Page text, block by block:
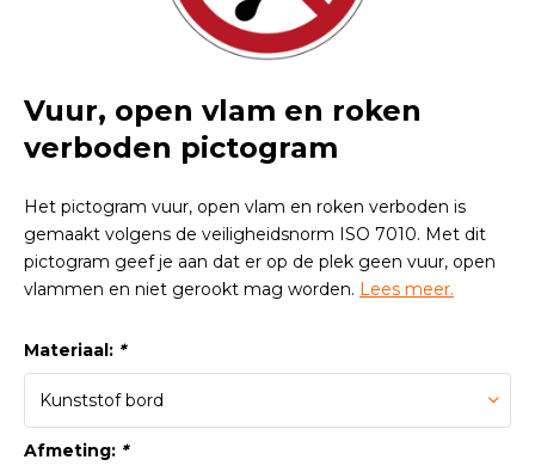
Vuur, open vlam en roken
verboden pictogram
Het pictogram vuur, open vlam en roken verboden is
gemaakt volgens de veiligheidsnorm ISO 7010. Met dit
pictogram geef je aan dat er op de plek geen vuur, open
vlammen en niet gerookt mag worden. Lees meer.
Materiaal: *
Afmeting: *